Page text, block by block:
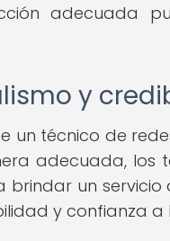
adecuada
y
un técnico de
adecuada, los
brindar un
y confianza a